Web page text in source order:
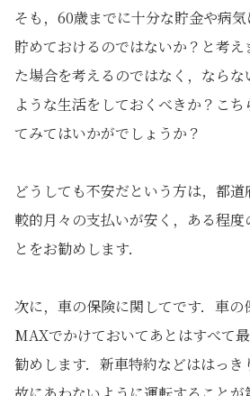
そも，60歳までに十分な貯金や病
貯めておけるのではないか？と考え
た場合を考えるのではなく，なら
ような生活をしておくべきか？こ
てみてはいかがでしょうか？
どうしても不安だという方は，都
較的月々の支払いが安く，ある程
とをお勧めします．
次に，車の保険に関してです．車の
MAXでかけておいてあとはすべて
勧めします．新車特約などははっ